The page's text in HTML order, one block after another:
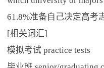
61.8%准备自己决定高考
[相关词汇]
模拟考试 practice tests